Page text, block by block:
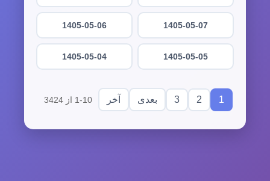
1405-05-07
1405-05-06
1405-05-05
1405-05-04
1
2
3 بعدی آخر 1-10 از 3424